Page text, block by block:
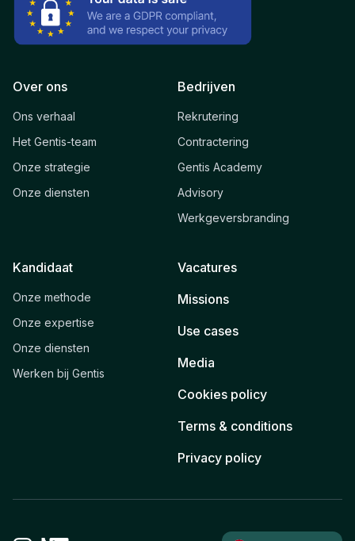
Over ons
Ons verhaal
Het Gentis-team
Onze strategie
Onze diensten
Bedrijven
Rekrutering
Contractering
Gentis Academy
Advisory
Werkgeversbranding
Kandidaat
Onze methode
Onze expertise
Onze diensten
Werken bij Gentis
Vacatures
Missions
Use cases
Media
Cookies policy
Terms & conditions
Privacy policy